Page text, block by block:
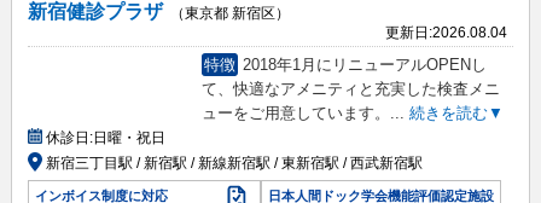
新宿健診プラザ
（東京都 新宿区）
更新日:2026.08.04
特徴 2018年1月にリニューアルOPENし
て、快適なアメニティと充実した検査メニ
ューをご用意しています。 ... 続きを読む▼
休診日:日曜・祝日
新宿三丁目駅 / 新宿駅 / 新線新宿駅 / 東新宿駅 / 西武新宿駅
インボイス制度に対応 日本人間ドック学会機能評価認定施設